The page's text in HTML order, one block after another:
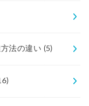
法の違い (5)